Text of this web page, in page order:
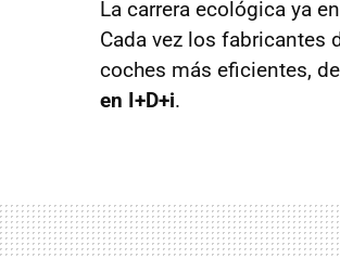
La carrera ecológica ya
Cada vez los fabricantes
coches más eficientes,
en I+D+i.